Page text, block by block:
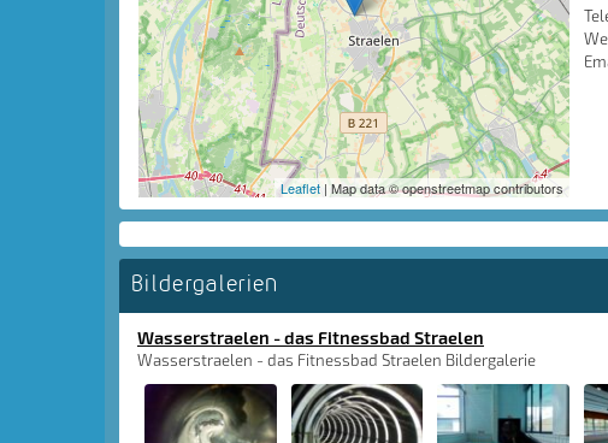
Leaflet | Map data © openstreetmap contributors
Bildergalerien
Wasserstraelen - das Fitnessbad Straelen
Wasserstraelen - das Fitnessbad Straelen Bildergalerie